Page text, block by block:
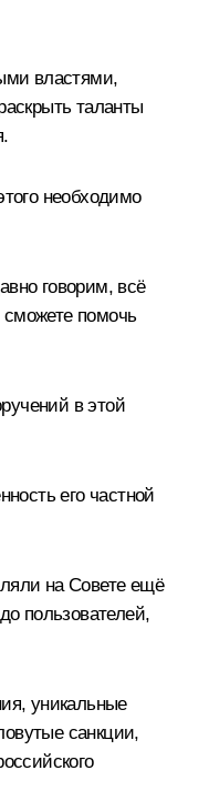
властями,
таланты
необходимо
говорим, всё
помочь
в этой
его частной
на Совете ещё
пользователей,
уникальные
санкции,